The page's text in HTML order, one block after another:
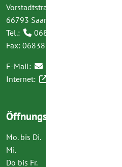
Vorstadtstraße 77
66793 Saarwellingen
Tel.:
06838 - 9005 - 0
Fax: 06838 - 9005 - 17
E-Mail:
Internet:
Öffnungszeiten:
Mo. bis Di.
Mi.
Do bis Fr.